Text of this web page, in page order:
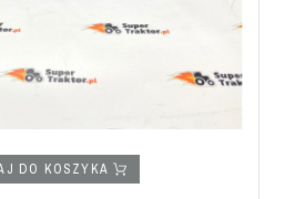
DO KOSZYKA